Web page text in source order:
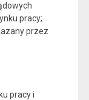
pracy;
przez
pracy i